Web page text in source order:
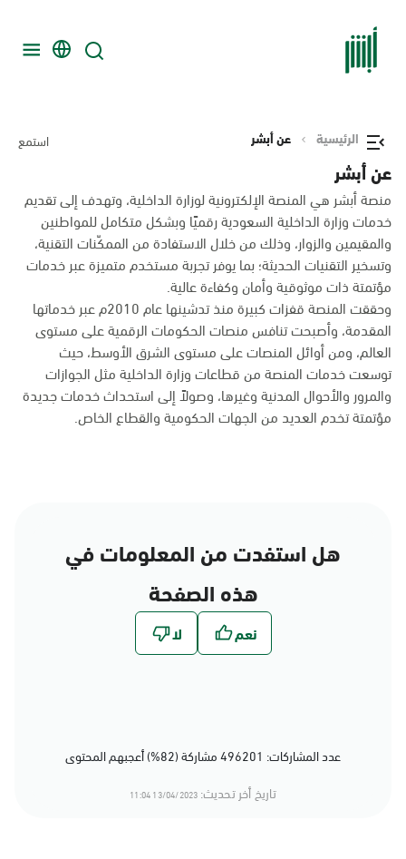
الرئيسية عن أبشر استمع
عن أبشر
منصة أبشر هي المنصة الإلكترونية لوزارة الداخلية، وتهدف إلى تقديم
خدمات وزارة الداخلية السعودية رقميًا وبشكل متكامل للمواطنين
والمقيمين والزوار، وذلك من خلال الاستفادة من الممكّنات التقنية،
وتسخير التقنيات الحديثة؛ بما يوفر تجربة مستخدم متميزة عبر خدمات
مؤتمتة ذات موثوقية وأمان وكفاءة عالية.
وحققت المنصة قفزات كبيرة منذ تدشينها عام 2010م عبر خدماتها
المقدمة، وأصبحت تنافس منصات الحكومات الرقمية على مستوى
العالم، ومن أوائل المنصات على مستوى الشرق الأوسط، حيث
توسعت خدمات المنصة من قطاعات وزارة الداخلية مثل الجوازات
والمرور والأحوال المدنية وغيرها، وصولاً إلى استحداث خدمات جديدة
مؤتمتة تخدم العديد من الجهات الحكومية والقطاع الخاص.
هل استفدت من المعلومات في
هذه الصفحة
عدد المشاركات: 496201 مشاركة (82%) أعجبهم المحتوى
تاريخ أخر تحديث: 13/04/2023 11:04